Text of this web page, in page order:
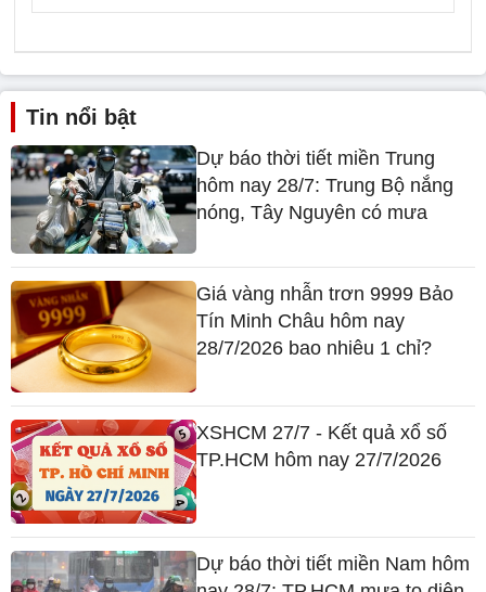
Tin nổi bật
Dự báo thời tiết miền Trung
hôm nay 28/7: Trung Bộ nắng
nóng, Tây Nguyên có mưa
Giá vàng nhẫn trơn 9999 Bảo
Tín Minh Châu hôm nay
28/7/2026 bao nhiêu 1 chỉ?
XSHCM 27/7 - Kết quả xổ số
TP.HCM hôm nay 27/7/2026
Dự báo thời tiết miền Nam hôm